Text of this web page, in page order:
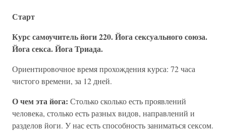
Старт
Курс самоучитель йоги 220. Йога сексуального союза.
Йога секса. Йога Триада.
Ориентировочное время прохождения курса: 72 часа
чистого времени, за 12 дней.
О чем эта йога: Столько сколько есть проявлений
человека, столько есть разных видов, направлений и
разделов йоги. У нас есть способность заниматься сексом.